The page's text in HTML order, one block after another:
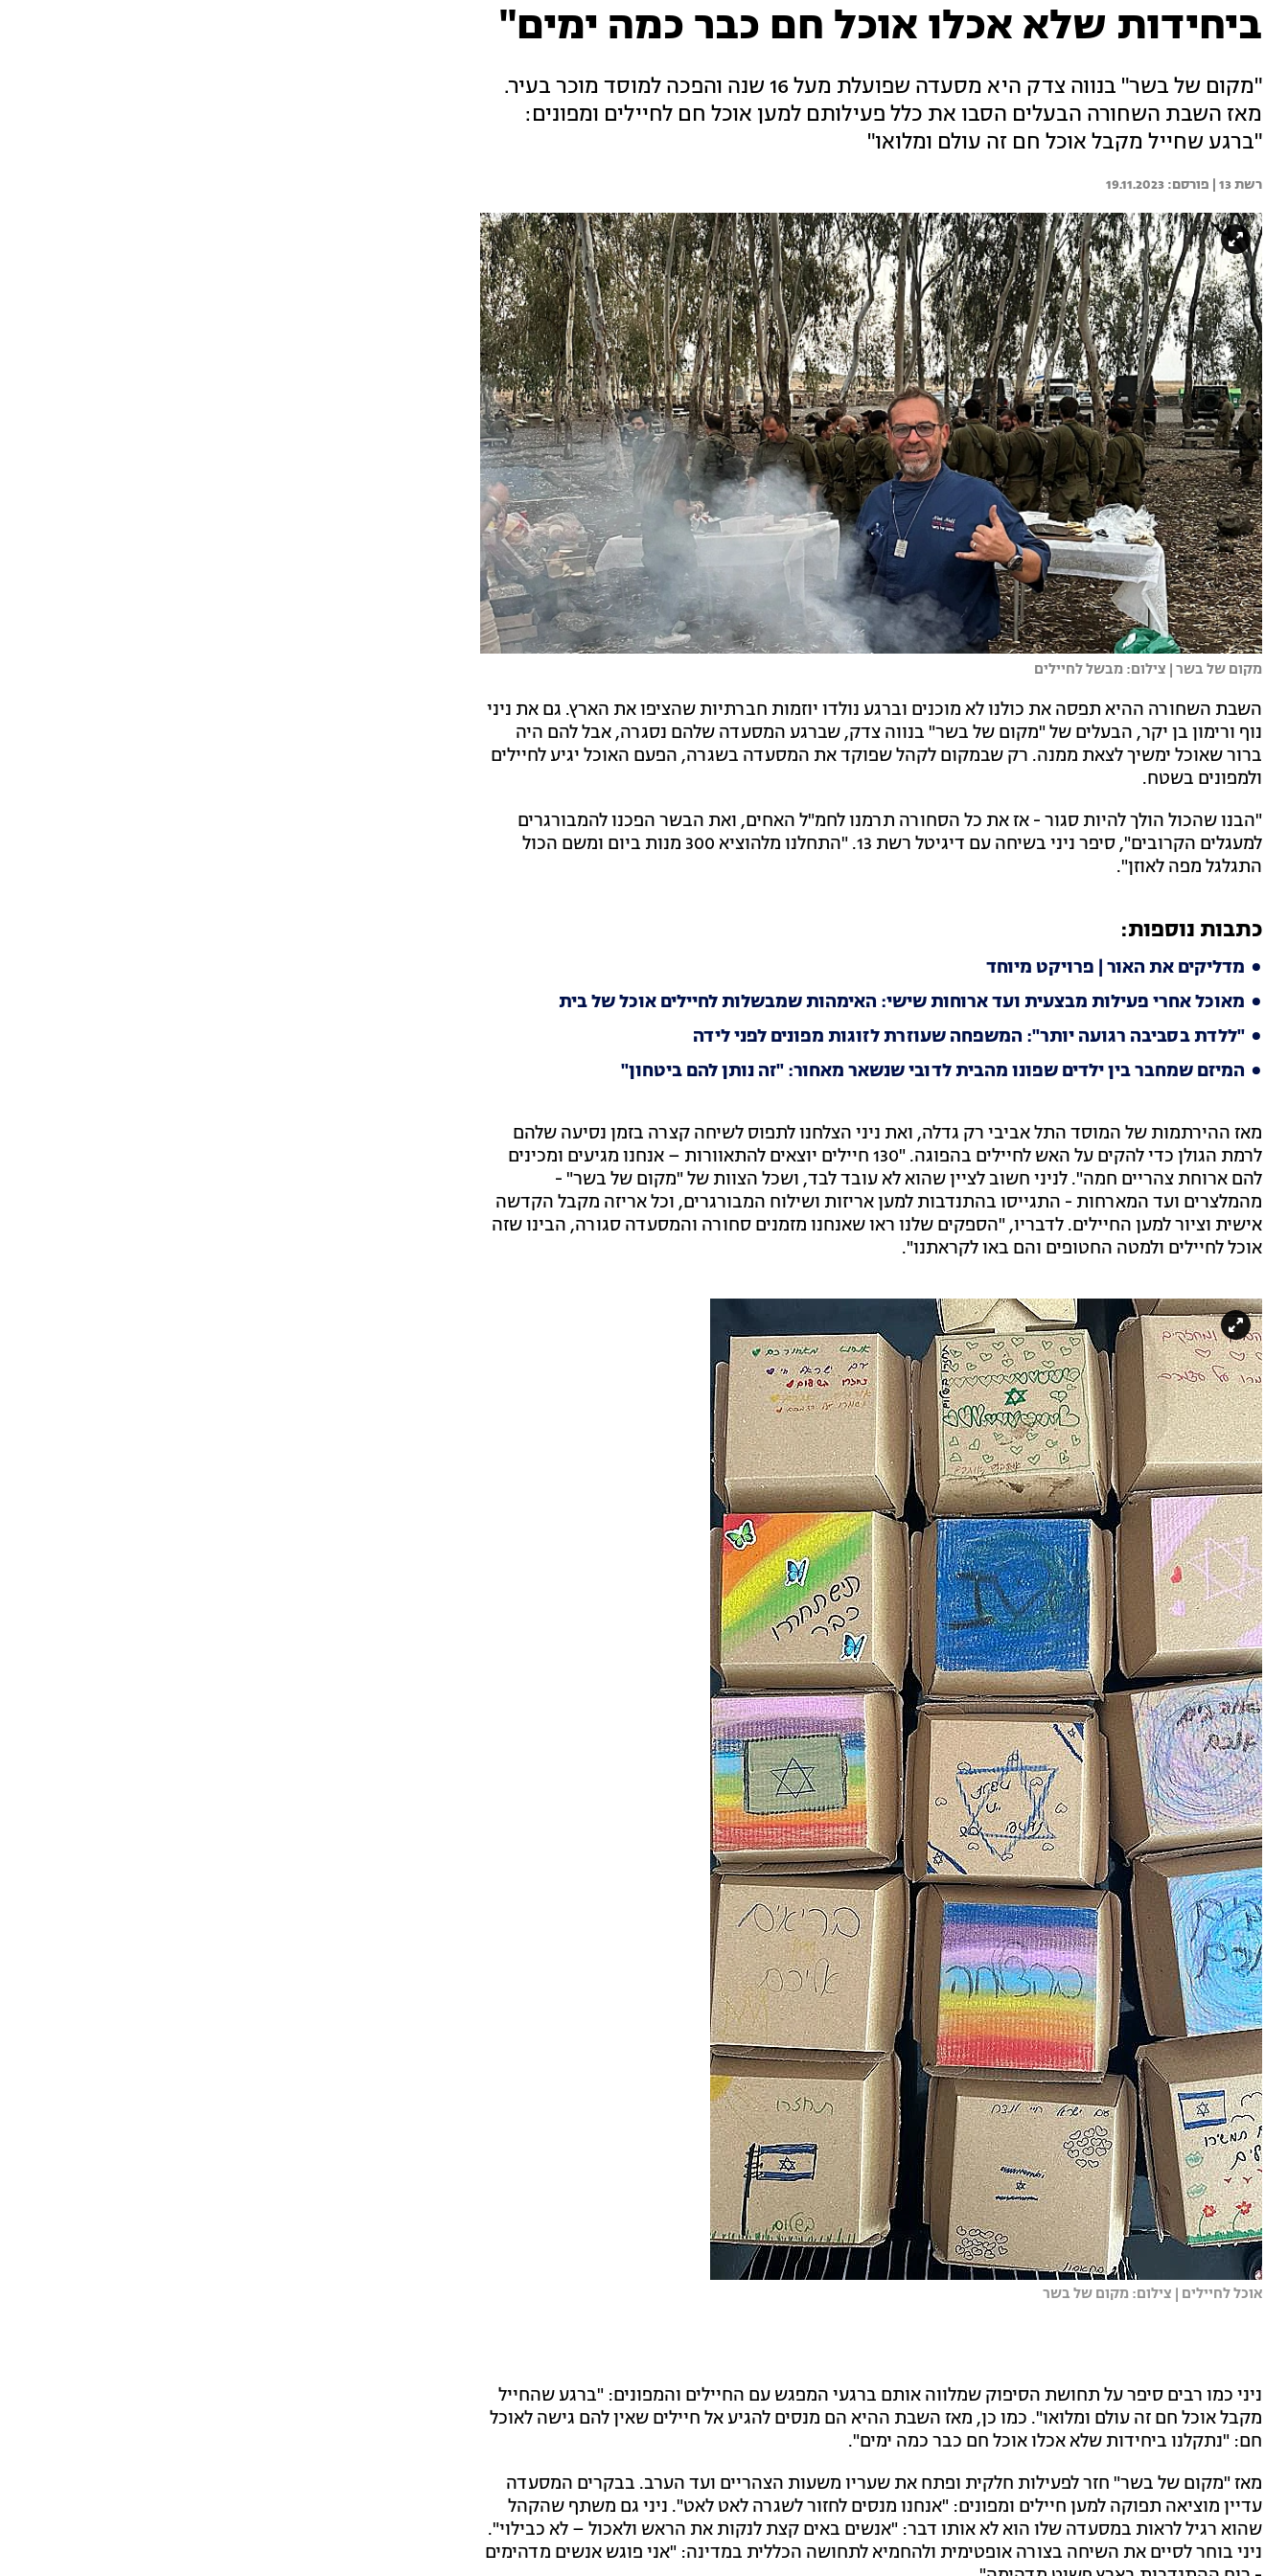
ביחידות שלא אכלו אוכל חם כבר כמה ימים"
"מקום של בשר" בנווה צדק היא מסעדה שפועלת מעל 16 שנה והפכה למוסד מוכר בעיר.
מאז השבת השחורה הבעלים הסבו את כלל פעילותם למען אוכל חם לחיילים ומפונים:
"ברגע שחייל מקבל אוכל חם זה עולם ומלואו"
רשת 13 | 19.11.2023
מקום של בשר | צילום: מבשל לחיילים
השבת השחורה ההיא תפסה את כולנו לא מוכנים וברגע נולדו יוזמות חברתיות שהציפו את הארץ. גם את ניני
נוף ורימון בן יקר, הבעלים של "מקום של בשר" בנווה צדק, שברגע המסעדה שלהם נסגרה, אבל להם היה
ברור שאוכל ימשיך לצאת ממנה. רק שבמקום לקהל שפוקד את המסעדה בשגרה, הפעם האוכל יגיע לחיילים
ולמפונים בשטח.
"הבנו שהכול הולך להיות סגור - אז את כל הסחורה תרמנו לחמ"ל האחים, ואת הבשר הפכנו להמבורגרים
למעגלים הקרובים", סיפר ניני בשיחה עם דיגיטל רשת 13. "התחלנו מלהוציא 300 מנות ביום ומשם הכול
התגלגל מפה לאוזן".
כתבות נוספות:
מדליקים את האור | פרויקט מיוחד
מאוכל אחרי פעילות מבצעית ועד ארוחות שישי: האימהות שמבשלות לחיילים אוכל של בית
"ללדת בסביבה רגועה יותר": המשפחה שעוזרת לזוגות מפונים לפני לידה
המיזם שמחבר בין ילדים שפונו מהבית לדובי שנשאר מאחור: "זה נותן להם ביטחון"
מאז ההירתמות של המוסד התל אביבי רק גדלה, ואת ניני הצלחנו לתפוס לשיחה קצרה בזמן נסיעה שלהם
לרמת הגולן כדי להקים על האש לחיילים בהפוגה. "130 חיילים יוצאים להתאוורות – אנחנו מגיעים ומכינים
להם ארוחת צהריים חמה". לניני חשוב לציין שהוא לא עובד לבד, ושכל הצוות של "מקום של בשר" -
מהמלצרים ועד המארחות - התגייסו בהתנדבות למען אריזות ושילוח המבורגרים, וכל אריזה מקבל הקדשה
אישית וציור למען החיילים. לדבריו, "הספקים שלנו ראו שאנחנו מזמנים סחורה והמסעדה סגורה, הבינו שזה
אוכל לחיילים ולמטה החטופים והם באו לקראתנו".
אוכל לחיילים | צילום: מקום של בשר
ניני כמו רבים סיפר על תחושת הסיפוק שמלווה אותם ברגעי המפגש עם החיילים והמפונים: "ברגע שהחייל
מקבל אוכל חם זה עולם ומלואו". כמו כן, מאז השבת ההיא הם מנסים להגיע אל חיילים שאין להם גישה לאוכל
חם: "נתקלנו ביחידות שלא אכלו אוכל חם כבר כמה ימים".
מאז "מקום של בשר" חזר לפעילות חלקית ופתח את שעריו משעות הצהריים ועד הערב. בבקרים המסעדה
עדיין מוציאה תפוקה למען חיילים ומפונים: "אנחנו מנסים לחזור לשגרה לאט לאט". ניני גם משתף שהקהל
שהוא רגיל לראות במסעדה שלו הוא לא אותו דבר: "אנשים באים קצת לנקות את הראש ולאכול – לא כבילוי".
ניני בוחר לסיים את השיחה בצורה אופטימית ולהחמיא לתחושה הכללית במדינה: "אני פוגש אנשים מדהימים